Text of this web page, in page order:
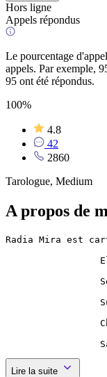
Hors ligne
Appels répondus
Le pourcentage
appels. Par exemple,
95 ont été répondus.
100%
4.8
42
2860
Tarologue, Medium
A propos de
Radia Mira est
Lire la suite